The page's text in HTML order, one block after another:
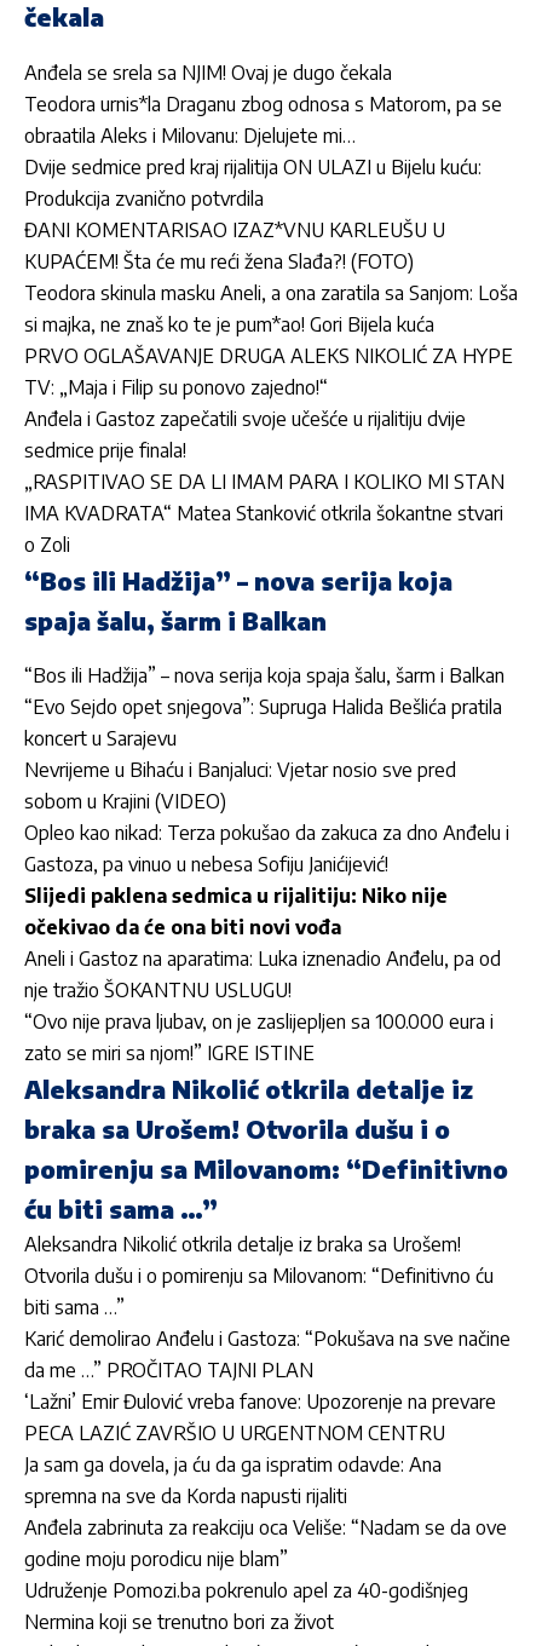
čekala
Anđela se srela sa NJIM! Ovaj je dugo čekala
Teodora urnis*la Draganu zbog odnosa s Matorom, pa se
obraatila Aleks i Milovanu: Djelujete mi…
Dvije sedmice pred kraj rijalitija ON ULAZI u Bijelu kuću:
Produkcija zvanično potvrdila
ĐANI KOMENTARISAO IZAZ*VNU KARLEUŠU U
KUPAĆEM! Šta će mu reći žena Slađa?! (FOTO)
Teodora skinula masku Aneli, a ona zaratila sa Sanjom: Loša
si majka, ne znaš ko te je pum*ao! Gori Bijela kuća
PRVO OGLAŠAVANJE DRUGA ALEKS NIKOLIĆ ZA HYPE
TV: „Maja i Filip su ponovo zajedno!“
Anđela i Gastoz zapečatili svoje učešće u rijalitiju dvije
sedmice prije finala!
„RASPITIVAO SE DA LI IMAM PARA I KOLIKO MI STAN
IMA KVADRATA“ Matea Stanković otkrila šokantne stvari
o Zoli
“Bos ili Hadžija” – nova serija koja
spaja šalu, šarm i Balkan
“Bos ili Hadžija” – nova serija koja spaja šalu, šarm i Balkan
“Evo Sejdo opet snjegova”: Supruga Halida Bešlića pratila
koncert u Sarajevu
Nevrijeme u Bihaću i Banjaluci: Vjetar nosio sve pred
sobom u Krajini (VIDEO)
Opleo kao nikad: Terza pokušao da zakuca za dno Anđelu i
Gastoza, pa vinuo u nebesa Sofiju Janićijević!
Slijedi paklena sedmica u rijalitiju: Niko nije
očekivao da će ona biti novi vođa
Aneli i Gastoz na aparatima: Luka iznenadio Anđelu, pa od
nje tražio ŠOKANTNU USLUGU!
“Ovo nije prava ljubav, on je zaslijepljen sa 100.000 eura i
zato se miri sa njom!” IGRE ISTINE
Aleksandra Nikolić otkrila detalje iz
braka sa Urošem! Otvorila dušu i o
pomirenju sa Milovanom: “Definitivno
ću biti sama …”
Aleksandra Nikolić otkrila detalje iz braka sa Urošem!
Otvorila dušu i o pomirenju sa Milovanom: “Definitivno ću
biti sama …”
Karić demolirao Anđelu i Gastoza: “Pokušava na sve načine
da me …” PROČITAO TAJNI PLAN
‘Lažni’ Emir Đulović vreba fanove: Upozorenje na prevare
PECA LAZIĆ ZAVRŠIO U URGENTNOM CENTRU
Ja sam ga dovela, ja ću da ga ispratim odavde: Ana
spremna na sve da Korda napusti rijaliti
Anđela zabrinuta za reakciju oca Veliše: “Nadam se da ove
godine moju porodicu nije blam”
Udruženje Pomozi.ba pokrenulo apel za 40-godišnjeg
Nermina koji se trenutno bori za život